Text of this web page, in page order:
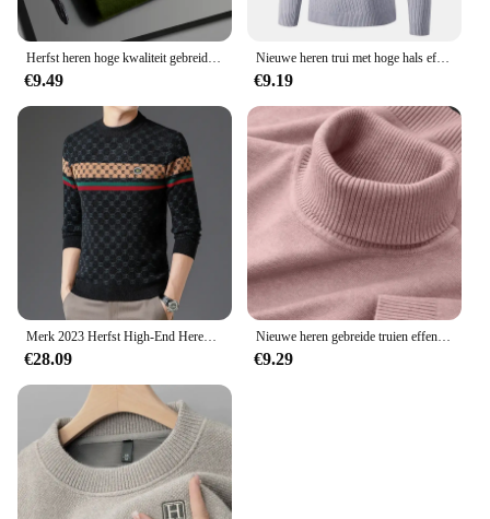
Herfst heren hoge kwaliteit gebreide coltrui slim fit lange mouw anti-pilling trui effen kleur trend heren streetwear
€9.49
Nieuwe heren trui met hoge hals effen kleur trui gebreid warm casual coltrui zweetkleding wollen heren winter outdoor tops
€9.19
Merk 2023 Herfst High-End Heren Fluwelen Gebreide Trui Tops Designer Klassieke Casual Wollen Trui Mode Zachte Warme Winterkleding
€28.09
Nieuwe heren gebreide truien effen kleur coltrui ademende truien warm outdoor basic streetwear herfst zakelijke tops
€9.29